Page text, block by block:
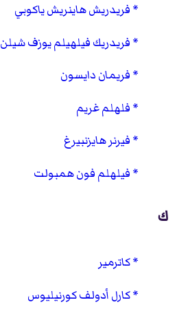
فريدريش هاينريش ياكوبي
فريدريك فيلهيلم يوزف شيلن
فريمان دايسون
فلهلم غريم
فيرنر هايزنبيرغ
فيلهلم فون همبولت
ك
كاترمير
كارل أدولف كورنيليوس